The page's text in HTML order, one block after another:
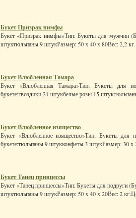
Букет Призрак нимфы
Букет «Призрак нимфы»Тип: Букеты для мужчин
штуктюльпаны 9 штукРазмер: 50 x 40 x 80Вес: 2,2
Букет Влюбленная Тамара
Букет «Влюбленная Тамара»Тип: Букеты для
букете:гвоздики 21 штукбелые розы 15
Букет Влюбленное изящество
Букет «Влюбленное изящество»Тип: Букеты для
букете:тюльпаны 9 штукконфеты 3 штукРазмер: 30 x
Букет Танец принцессы
Букет «Танец принцессы»Тип: Букеты для подруги
штуктюльпаны 9 штукРазмер: 50 x 40 x 20Вес: 2